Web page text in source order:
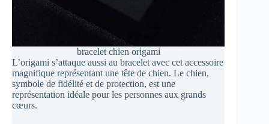
bracelet chien origami
L’origami s’attaque aussi au bracelet avec cet accessoire
magnifique représentant une tête de chien. Le chien,
symbole de fidélité et de protection, est une
représentation idéale pour les personnes aux grands
cœurs.